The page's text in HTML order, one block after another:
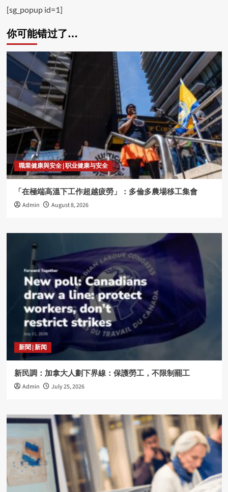
[sg_popup id=1]
你可能错过了…
職業健康與安全 | 职业健康与安全
「在極端高溫下工作超越疲勞」：多倫多農場移工集會
Admin August 8, 2026
新聞 | 新闻
新民調：加拿大人劃下界線：保護勞工，不限制罷工
Admin July 25, 2026